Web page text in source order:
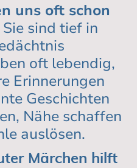
uns oft schon
Sie sind tief in
oft lebendig,
Erinnerungen
Geschichten
Nähe schaffen
auslösen.
Märchen hilft